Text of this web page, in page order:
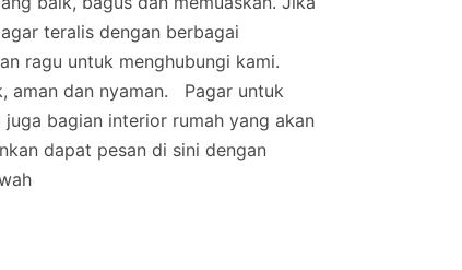
teralis dengan berbagai
ragu untuk menghubungi kami.
aman dan nyaman.
Pagar untuk
bagian interior rumah yang akan
dapat pesan di sini dengan